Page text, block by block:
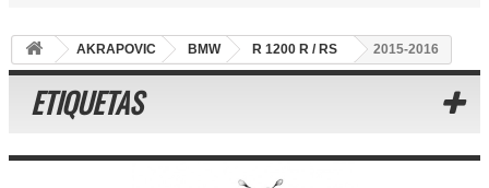
AKRAPOVIC BMW R 1200 R / RS 2015-2016
ETIQUETAS